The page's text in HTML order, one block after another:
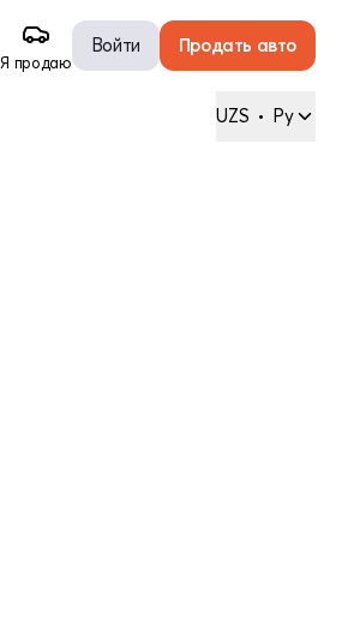
Я продаю
Войти Продать авто
UZS • Ру